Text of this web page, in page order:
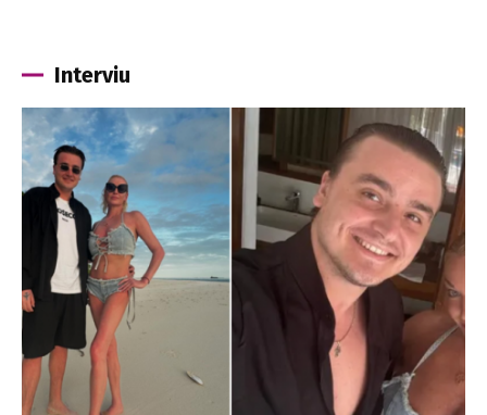
Interviu